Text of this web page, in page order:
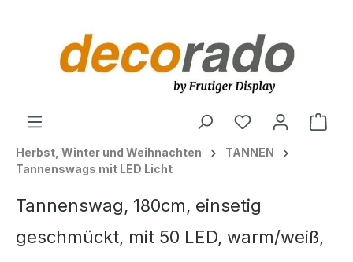
Herbst, Winter und Weihnachten
TANNEN
Tannenswags mit LED Licht
Tannenswag, 180cm, einsetig
geschmückt, mit 50 LED, warm/weiß,